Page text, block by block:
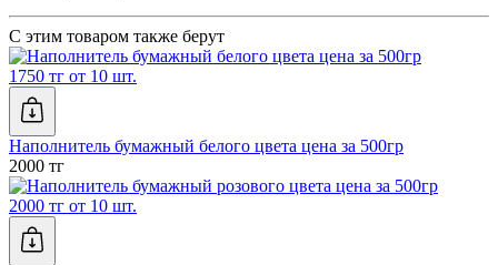
С этим товаром также берут
1750 тг от 10 шт.
Наполнитель бумажный белого цвета цена за 500гр
2000 тг
2000 тг от 10 шт.